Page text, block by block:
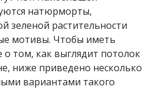
натюрморты,
зеленой растительности
мотивы. Чтобы иметь
о том, как выглядит потолок
ниже приведено несколько
вариантами такого